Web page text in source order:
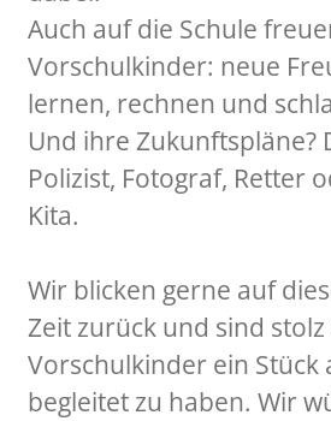
Auch auf die Schule
Vorschulkinder: neue
lernen, rechnen und
Und ihre Zukunftspläne?
Polizist, Fotograf, Retter
Kita.
Wir blicken gerne auf
Zeit zurück und sind
Vorschulkinder ein Stück
begleitet zu haben. Wir